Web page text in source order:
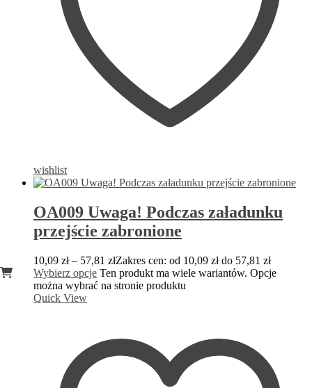
wishlist
OA009 Uwaga! Podczas załadunku
przejście zabronione
10,09 zł – 57,81 złZakres cen: od 10,09 zł do 57,81 zł
Wybierz opcje Ten produkt ma wiele wariantów. Opcje
można wybrać na stronie produktu
Quick View